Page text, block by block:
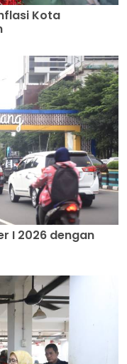
Kota
I 2026 dengan